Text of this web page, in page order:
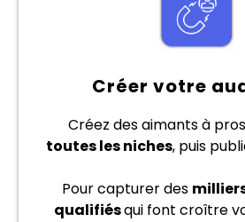
Créer votre
Créez des aimants à
toutes les niches, puis
Pour capturer des
qualifiésqui font croître